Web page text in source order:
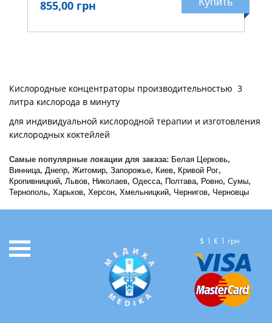
855,00 грн
Кислородные концентраторы производительностью 3
литра кислорода в минуту
для индивидуальной кислородной терапии и изготовления
кислородных коктейлей
Самые популярные локации для заказа: Белая Церковь,
Винница, Днепр, Житомир, Запорожье, Киев, Кривой Рог,
Кропивницкий, Львов, Николаев, Одесса, Полтава, Ровно, Сумы,
Тернополь, Харьков, Херсон, Хмельницкий, Чернигов, Черновцы
$ € грн